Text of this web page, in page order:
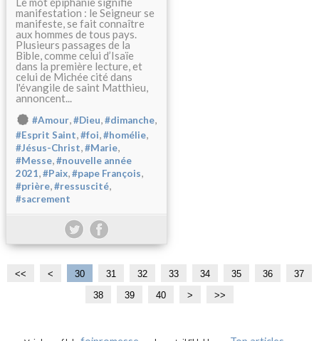
manifestation : le Seigneur se
manifeste, se fait connaître
aux hommes de tous pays.
Plusieurs passages de la
Bible, comme celui d’Isaïe
dans la première lecture, et
celui de Michée cité dans
l'évangile de saint Matthieu,
annoncent...
#Amour,#Dieu,#dimanche,
#Esprit Saint,#foi,#homélie,
#Jésus-Christ,#Marie,
#Messe,#nouvelle année
2021,#Paix,#pape François,
#prière,#ressuscité,
#sacrement
<< <
1
2
30 31 32 33 34 35 36
37
38
39 40
5
6
7
> >>